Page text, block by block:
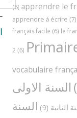
(6) apprendre le
apprendre à écrire (7)
français facile (6) le
2 (6)
vocabulaire
السنة الاولى
الثانية (9)
السنة